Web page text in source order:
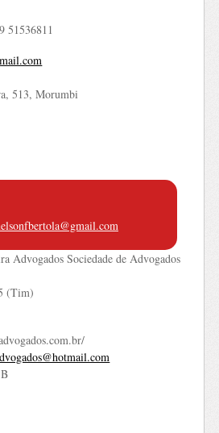
51536811
513, Morumbi
Advogados Sociedade de Advogados
(Tim)